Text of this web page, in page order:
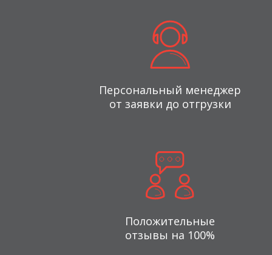
Персональный менеджер
от заявки до отгрузки
Положительные
отзывы на 100%